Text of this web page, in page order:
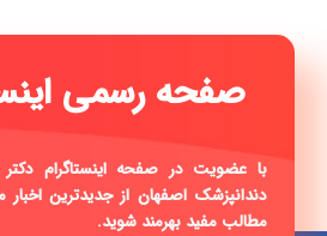
صف|
با عضویت در صفحه اینستاگرام
دندانپزشک اصفهان از جدیدترین
مطالب مفید بهرمند شوید.